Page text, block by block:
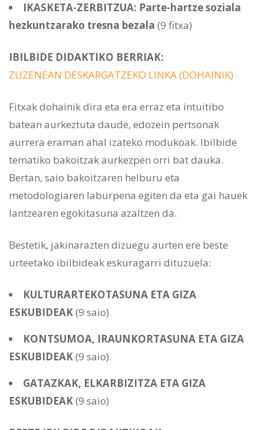
IKASKETA-ZERBITZUA: Parte-hartze soziala
hezkuntzarako tresna bezala (9 fitxa)
IBILBIDE DIDAKTIKO BERRIAK:
ZUZENEAN DESKARGATZEKO LINKA (DOHAINIK)
Fitxak dohainik dira eta era erraz eta intuitibo
batean aurkeztuta daude, edozein pertsonak
aurrera eraman ahal izateko modukoak. Ibilbide
tematiko bakoitzak aurkezpen orri bat dauka.
Bertan, saio bakoitzaren helburu eta
metodologiaren laburpena egiten da eta gai hauek
lantzearen egokitasuna azaltzen da.
Bestetik, jakinarazten dizuegu aurten ere beste
urteetako ibilbideak eskuragarri dituzuela:
KULTURARTEKOTASUNA ETA GIZA
ESKUBIDEAK(9 saio)
KONTSUMOA, IRAUNKORTASUNA ETA GIZA
ESKUBIDEAK(9 saio)
GATAZKAK, ELKARBIZITZA ETA GIZA
ESKUBIDEAK(9 saio)